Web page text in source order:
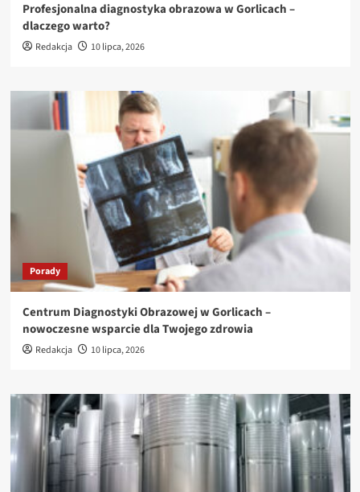
Profesjonalna diagnostyka obrazowa w Gorlicach –
dlaczego warto?
Redakcja 10 lipca, 2026
Porady
Centrum Diagnostyki Obrazowej w Gorlicach –
nowoczesne wsparcie dla Twojego zdrowia
Redakcja 10 lipca, 2026